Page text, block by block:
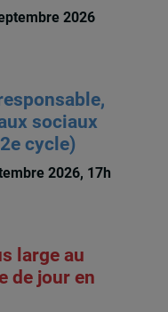
2026
sociaux
cycle)
2026, 17h
large au
de jour en